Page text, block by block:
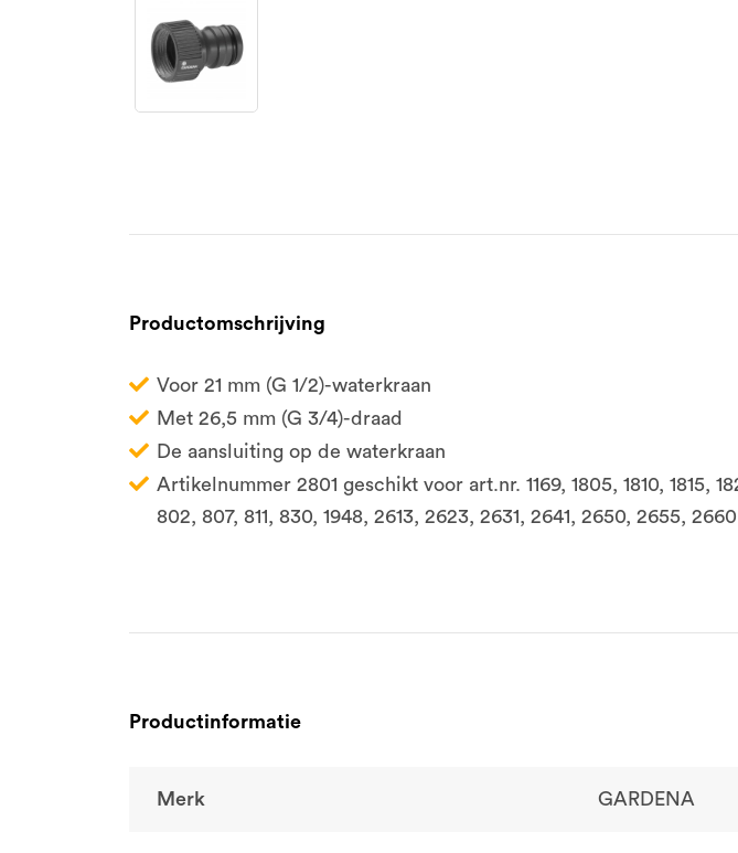
Productomschrijving
Voor 21 mm (G 1/2)-waterkraan
Met 26,5 mm (G 3/4)-draad
De aansluiting op de waterkraan
Artikelnummer 2801 geschikt voor art.nr. 1169, 1805, 1810, 1815,
802, 807, 811, 830, 1948, 2613, 2623, 2631, 2641, 2650, 2655,
Productinformatie
Merk GARDENA